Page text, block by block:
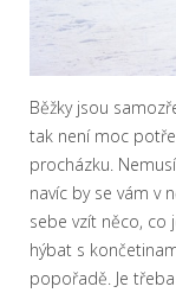
Běžky jsou
tak není moc
procházku.
navíc by se vám v
sebe vzít něco, co
hýbat s
popořadě. Je